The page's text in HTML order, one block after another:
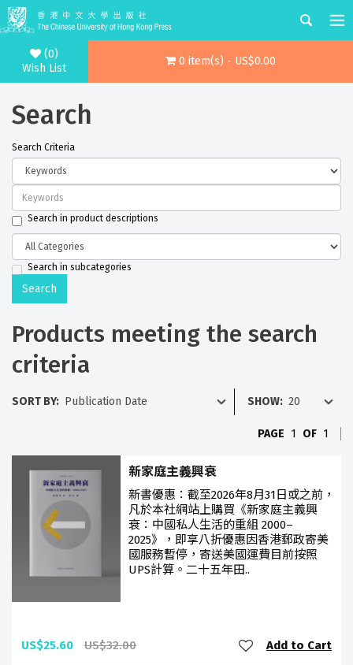
(0)
Wish List
0 item(s) - US$0.00
Search
Search Criteria
Search in product descriptions
Search in subcategories
Products meeting the search
criteria
SORT BY: SHOW:
PAGE 1 OF 1
新家庭主義興衰
新書優惠：截至2026年8月31日或之前，
凡於本社網站上購買《新家庭主義興
衰：中國私人生活的重組 2000–
2025》，即享八折優惠因香港郵政寄美
國服務暫停，寄送美國運費目前按照
UPS計算。二十五年田..
US$25.60 US$32.00 Add to Cart